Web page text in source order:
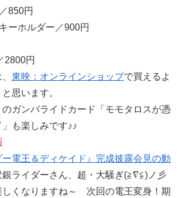
850円
ーホルダー／900円
2800円
東映：オンラインショップで買えるよ
思います。
のガンバライドカード「モモタロスが憑
も楽しみです♪♪
ー電王＆ディケイド』完成披露会見の動
ライダーさん、超・大騒ぎ(≧∇≦)ノ彡
くなりますね～ 次回の電王変身！期